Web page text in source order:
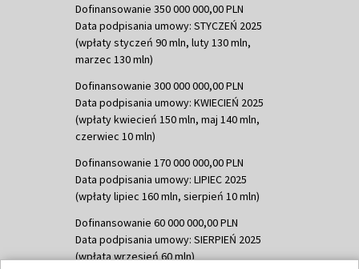
Dofinansowanie 350 000 000,00 PLN
Data podpisania umowy: STYCZEŃ 2025
(wpłaty styczeń 90 mln, luty 130 mln,
marzec 130 mln)
Dofinansowanie 300 000 000,00 PLN
Data podpisania umowy: KWIECIEŃ 2025
(wpłaty kwiecień 150 mln, maj 140 mln,
czerwiec 10 mln)
Dofinansowanie 170 000 000,00 PLN
Data podpisania umowy: LIPIEC 2025
(wpłaty lipiec 160 mln, sierpień 10 mln)
Dofinansowanie 60 000 000,00 PLN
Data podpisania umowy: SIERPIEŃ 2025
(wpłata wrzesień 60 mln)